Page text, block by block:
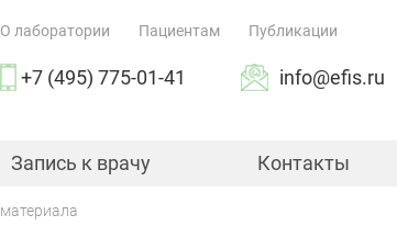
О лаборатории Пациентам Публикации
+7 (495) 775-01-41 info@efis.ru
Запись к врачу Контакты